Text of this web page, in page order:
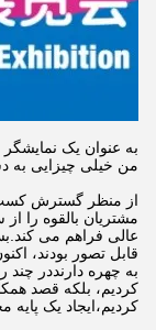
به عنوان یک
من خیلی چیزایی به
از منظر گسترش کسب
مشتریان بالقوه را
عالی فراهم می
قابل تصور بودند،
به چهره دارنددر
کردیم، بلکه قصد
کردیم،ایجاد یک